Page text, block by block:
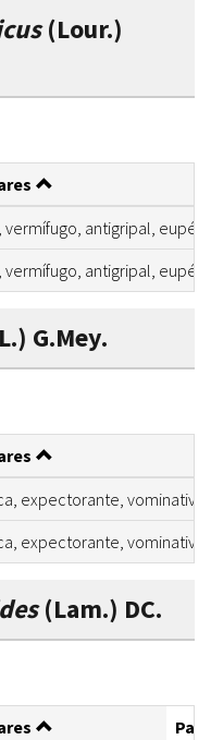
(Lour.)
vermífugo, antigripal,
vermífugo, antigripal,
G.Mey.
expectorante, vominativa
expectorante, vominativa
(Lam.) DC.